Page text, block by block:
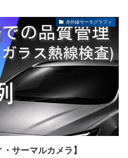
赤外線サーモグラフィ
サーマルカメラ】